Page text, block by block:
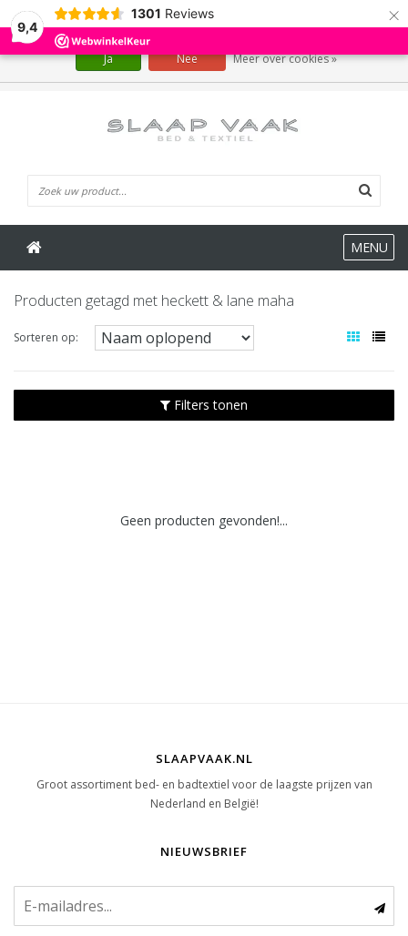
9,4
1301 Reviews ×
MENU
Producten getagd met heckett & lane maha
Sorteren op:
Filters tonen
Geen producten gevonden!...
SLAAPVAAK.NL
Groot assortiment bed- en badtextiel voor de laagste prijzen van
Nederland en België!
NIEUWSBRIEF
Wij slaan cookies op om onze website te verbeteren. Is dat akkoord?
Ja Nee Meer over cookies »